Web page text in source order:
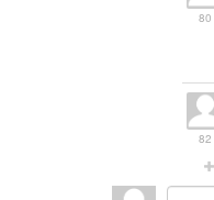
80
82